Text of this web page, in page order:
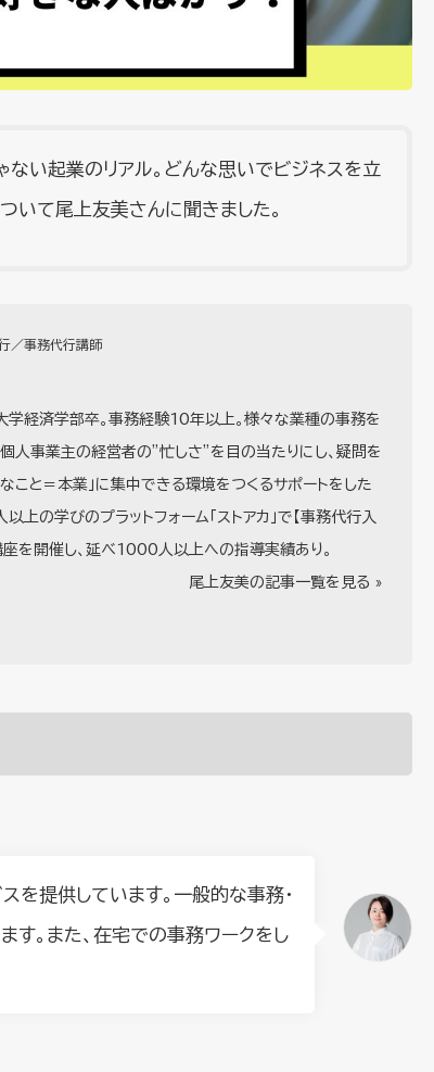
い起業のリアル。どんな思いでビジネスを立
て尾上友美さんに聞きました。
／事務代行講師
学経済学部卒。事務経験10年以上。様々な業種の事務を
人事業主の経営者の”忙しさ”を目の当たりにし、疑問を
こと＝本業」に集中できる環境をつくるサポートをした
上の学びのプラットフォーム「ストアカ」で【事務代行入
座を開催し、延べ1000人以上への指導実績あり。
尾上友美の記事一覧を見る »
を提供しています。一般的な事務・
す。また、在宅での事務ワークをし